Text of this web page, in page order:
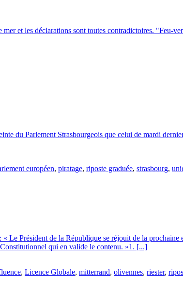
et les déclarations sont toutes contradictoires.
du Parlement Strasbourgeois que celui de mardi
européen, piratage, riposte graduée, strasbourg,
Le Président de la République se réjouit de la
qui en valide le contenu. »1. [...]
, Licence Globale, mitterrand, olivennes, riester,